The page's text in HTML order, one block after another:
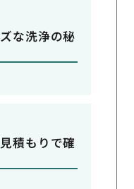
な洗浄の秘
積もりで確